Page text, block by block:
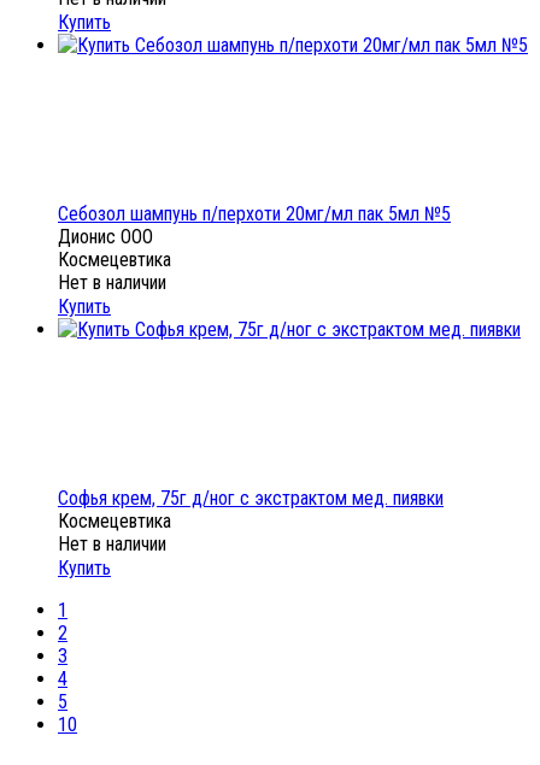
Купить
Себозол шампунь п/перхоти 20мг/мл пак 5мл №5
Дионис ООО
Космецевтика
Нет в наличии
Купить
Софья крем, 75г д/ног с экстрактом мед. пиявки
Космецевтика
Нет в наличии
Купить
1
2
3
4
5
10